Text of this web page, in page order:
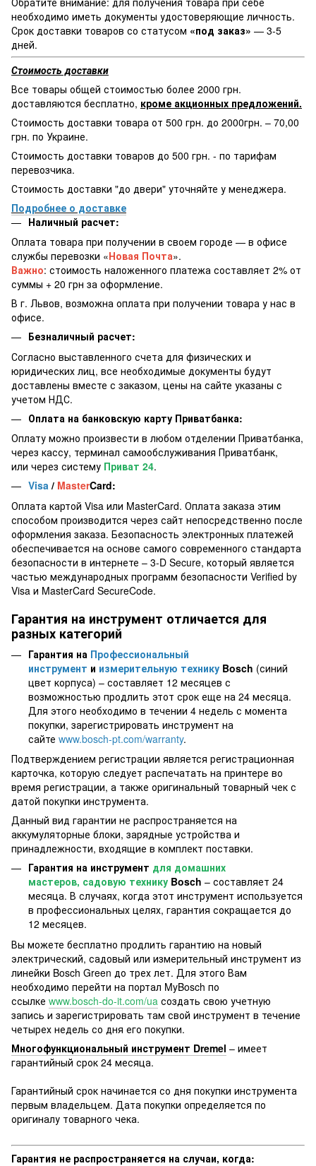
необходимо иметь документы удостоверяющие личность.
Срок доставки товаров со статусом «под заказ» — 3-5
дней.
Стоимость доставки
Все товары общей стоимостью более 2000 грн.
доставляются бесплатно, кроме акционных предложений.
Стоимость доставки товара от 500 грн. до 2000грн. – 70,00
грн. по Украине.
Стоимость доставки товаров до 500 грн. - по тарифам
перевозчика.
Стоимость доставки "до двери" уточняйте у менеджера.
Подробнее о доставке
Наличный расчет:
Оплата товара при получении в своем городе — в офисе
службы перевозки «Новая Почта».
Важно: стоимость наложенного платежа составляет 2% от
суммы + 20 грн за оформление.
В г. Львов, возможна оплата при получении товара у нас в
офисе.
Безналичный расчет:
Согласно выставленного счета для физических и
юридических лиц, все необходимые документы будут
доставлены вместе с заказом, цены на сайте указаны с
учетом НДС.
Оплата на банковскую карту Приватбанка:
Оплату можно произвести в любом отделении Приватбанка,
через кассу, терминал самообслуживания Приватбанк,
или через систему Приват 24.
Visa / MasterCard:
Оплата картой Visa или MasterCard. Оплата заказа этим
способом производится через сайт непосредственно после
оформления заказа. Безопасность электронных платежей
обеспечивается на основе самого современного стандарта
безопасности в интернете – 3-D Secure, который является
частью международных программ безопасности Verified by
Visa и MasterCard SecureCode.
Гарантия на инструмент отличается для
разных категорий
Гарантия на Профессиональный
инструмент и измерительную технику Bosch (синий
цвет корпуса) – составляет 12 месяцев с
возможностью продлить этот срок еще на 24 месяца.
Для этого необходимо в течении 4 недель с момента
покупки, зарегистрировать инструмент на
сайте www.bosch-pt.com/warranty.
Подтверждением регистрации является регистрационная
карточка, которую следует распечатать на принтере во
время регистрации, а также оригинальный товарный чек с
датой покупки инструмента.
Данный вид гарантии не распространяется на
аккумуляторные блоки, зарядные устройства и
принадлежности, входящие в комплект поставки.
Гарантия на инструмент для домашних
мастеров, садовую технику Bosch – составляет 24
месяца. В случаях, когда этот инструмент используется
в профессиональных целях, гарантия сокращается до
12 месяцев.
Вы можете бесплатно продлить гарантию на новый
электрический, садовый или измерительный инструмент из
линейки Bosch Green до трех лет. Для этого Вам
необходимо перейти на портал MyBosch по
ссылке www.bosch-do-it.com/ua создать свою учетную
запись и зарегистрировать там свой инструмент в течение
четырех недель со дня его покупки.
Многофункциональный инструмент Dremel – имеет
гарантийный срок 24 месяца.
Гарантийный срок начинается со дня покупки инструмента
первым владельцем. Дата покупки определяется по
оригиналу товарного чека.
Гарантия не распространяется на случаи, когда: